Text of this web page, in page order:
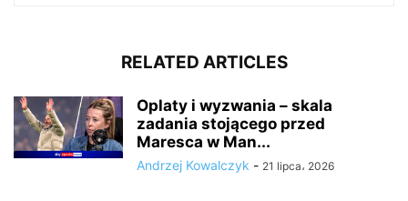
RELATED ARTICLES
Oplaty i wyzwania – skala
zadania stojącego przed
Maresca w Man...
Andrzej Kowalczyk - 21 lipca، 2026